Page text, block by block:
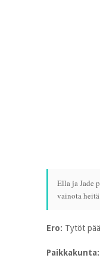
Ella ja Jade
vainota
Ero: Tytöt
Paikkakunta: